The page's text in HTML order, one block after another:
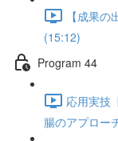
【成果
(15:12)
Program 44
応用実技
腸のアプロー